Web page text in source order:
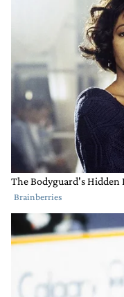
TODOS LOS COMENTARIOS
Todos los
Comentario de El
El gigachad 19
Ayer ví a una
mas oscura que
agresores uniatos.
RESPONDER